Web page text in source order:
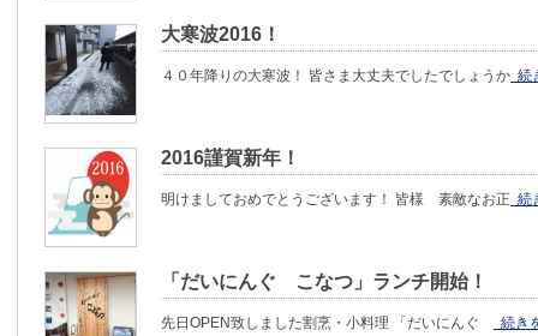
大寒波2016！
４０年降りの大寒波！ 皆さま大丈夫でしたでしょうか 続
2016謹賀新年！
明けましておめでとうございます！ 皆様 素敵なお正 続
「だいにんぐ こなつ」ランチ開始！
先日OPEN致しました割烹・小料理 「だいにんぐ 続き